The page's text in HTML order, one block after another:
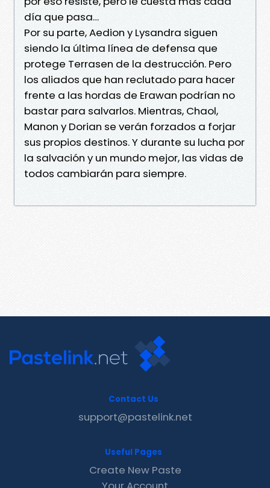
día que pasa…
Por su parte, Aedion y Lysandra siguen
siendo la última línea de defensa que
protege Terrasen de la destrucción. Pero
los aliados que han reclutado para hacer
frente a las hordas de Erawan podrían no
bastar para salvarlos. Mientras, Chaol,
Manon y Dorian se verán forzados a forjar
sus propios destinos. Y durante su lucha por
la salvación y un mundo mejor, las vidas de
todos cambiarán para siempre.
Contact Us
support@pastelink.net
Useful Pages
Create New Paste